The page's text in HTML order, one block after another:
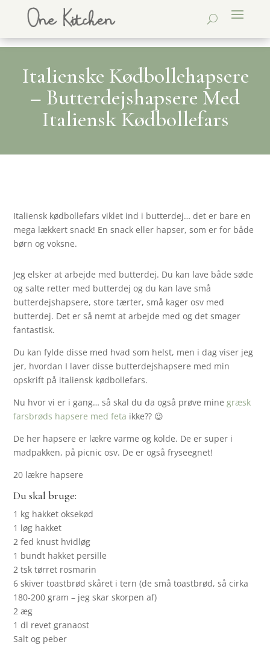
Italienske Kødbollehapsere
– Butterdejshapsere Med
Italiensk Kødbollefars
Italiensk kødbollefars viklet ind i butterdej… det er bare en
mega lækkert snack! En snack eller hapser, som er for både
børn og voksne.
Jeg elsker at arbejde med butterdej. Du kan lave både søde
og salte retter med butterdej og du kan lave små
butterdejshapsere, store tærter, små kager osv med
butterdej. Det er så nemt at arbejde med og det smager
fantastisk.
Du kan fylde disse med hvad som helst, men i dag viser jeg
jer, hvordan I laver disse butterdejshapsere med min
opskrift på italiensk kødbollefars.
Nu hvor vi er i gang… så skal du da også prøve minegræsk
farsbrøds hapsere med feta ikke?? 😉
De her hapsere er lækre varme og kolde. De er super i
madpakken, på picnic osv. De er også fryseegnet!
20 lækre hapsere
Du skal bruge:
1 kg hakket oksekød
1 løg hakket
2 fed knust hvidløg
1 bundt hakket persille
2 tsk tørret rosmarin
6 skiver toastbrød skåret i tern (de små toastbrød, så cirka
180-200 gram – jeg skar skorpen af)
2 æg
1 dl revet granaost
Salt og peber